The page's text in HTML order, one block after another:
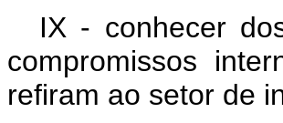
IX - conhecer
compromissos
refiram ao setor de